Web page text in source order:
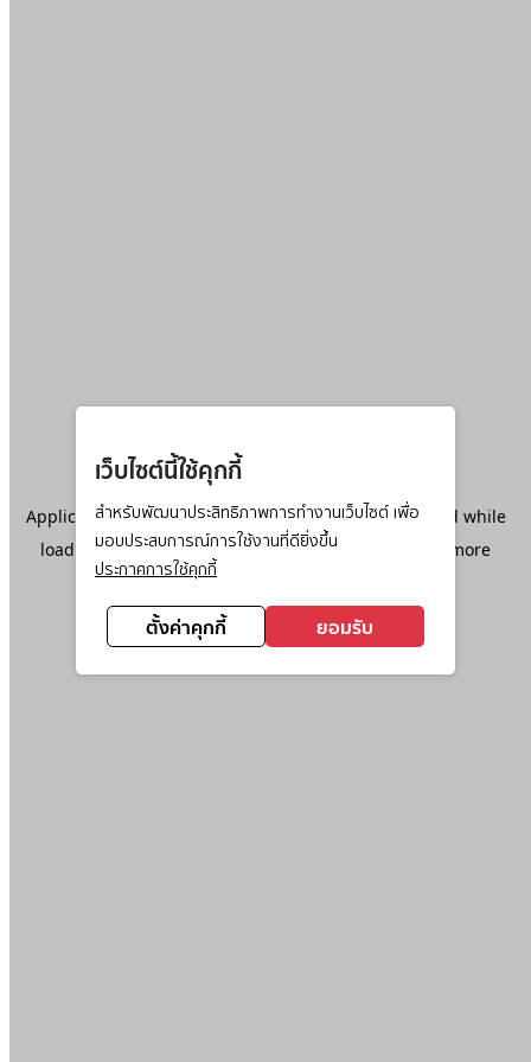
เว็บไซต์นี้ใช้คุกกี้
สำหรับพัฒนาประสิทธิภาพการทำงานเว็บไซต์ เพื่อ
มอบประสบการณ์การใช้งานที่ดียิ่งขึ้น
ประกาศการใช้คุกกี้
ตั้งค่าคุกกี้ ยอมรับ
Application error: aclient-side exception has occurred while
loadingwww.ktc.co.th(see the browser console
for more
information).